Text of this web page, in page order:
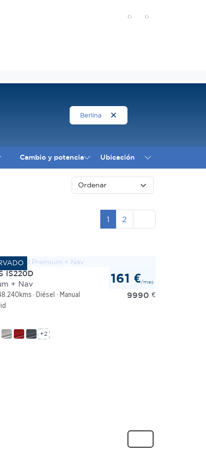
Berlina
Cambio y potencia Ubicación
1 2
IS220D
+ Nav
Diésel
Manual
161 €/mes
9990 €
+2